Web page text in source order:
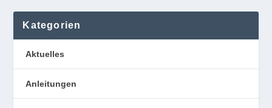
Kategorien
Aktuelles
Anleitungen